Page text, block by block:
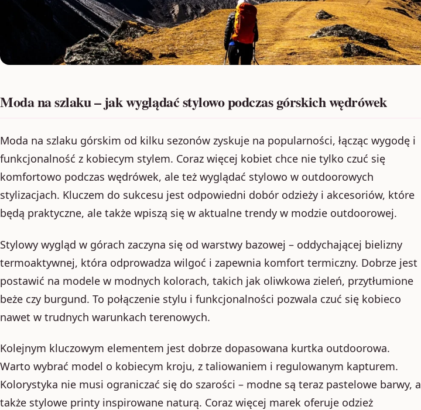
Moda na szlaku – jak wyglądać stylowo podczas górskich wędrówek
Moda na szlaku górskim od kilku sezonów zyskuje na popularności, łącząc wygodę i
funkcjonalność z kobiecym stylem. Coraz więcej kobiet chce nie tylko czuć się
komfortowo podczas wędrówek, ale też wyglądać stylowo w outdoorowych
stylizacjach. Kluczem do sukcesu jest odpowiedni dobór odzieży i akcesoriów, które
będą praktyczne, ale także wpiszą się w aktualne trendy w modzie outdoorowej.
Stylowy wygląd w górach zaczyna się od warstwy bazowej – oddychającej bielizny
termoaktywnej, która odprowadza wilgoć i zapewnia komfort termiczny. Dobrze jest
postawić na modele w modnych kolorach, takich jak oliwkowa zieleń, przytłumione
beże czy burgund. To połączenie stylu i funkcjonalności pozwala czuć się kobieco
nawet w trudnych warunkach terenowych.
Kolejnym kluczowym elementem jest dobrze dopasowana kurtka outdoorowa.
Warto wybrać model o kobiecym kroju, z taliowaniem i regulowanym kapturem.
Kolorystyka nie musi ograniczać się do szarości – modne są teraz pastelowe barwy, a
także stylowe printy inspirowane naturą. Coraz więcej marek oferuje odzież